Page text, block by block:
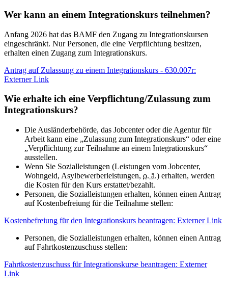
Wer kann an einem Integrationskurs teilnehmen?
Anfang 2026 hat das BAMF den Zugang zu Integrationskursen
eingeschränkt. Nur Personen, die eine Verpflichtung besitzen,
erhalten einen Zugang zum Integrationskurs.
Antrag auf Zulassung zu einem Integrationskurs - 630.007r:
Externer Link
Wie erhalte ich eine Verpflichtung/Zulassung zum
Integrationskurs?
Die Ausländerbehörde, das Jobcenter oder die Agentur für
Arbeit kann eine „Zulassung zum Integrationskurs“ oder eine
„Verpflichtung zur Teilnahme an einem Integrationskurs“
ausstellen.
Wenn Sie Sozialleistungen (Leistungen vom Jobcenter,
Wohngeld, Asylbewerberleistungen, o. ä.) erhalten, werden
die Kosten für den Kurs erstattet/bezahlt.
Personen, die Sozialleistungen erhalten, können einen Antrag
auf Kostenbefreiung für die Teilnahme stellen:
Kostenbefreiung für den Integrationskurs beantragen: Externer Link
Personen, die Sozialleistungen erhalten, können einen Antrag
auf Fahrtkostenzuschuss stellen:
Fahrtkostenzuschuss für Integrationskurse beantragen: Externer
Link